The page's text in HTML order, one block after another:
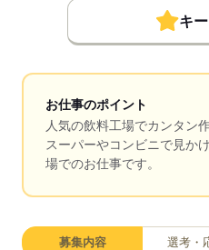
キ
お仕事のポイント
人気の飲料工場でカンタン
スーパーやコンビニで見か
場でのお仕事です。
募集内容 選考・